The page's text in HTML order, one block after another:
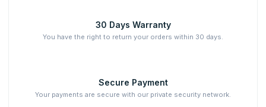
30 Days Warranty
You have the right to return your orders within 30 days.
Secure Payment
Your payments are secure with our private security network.